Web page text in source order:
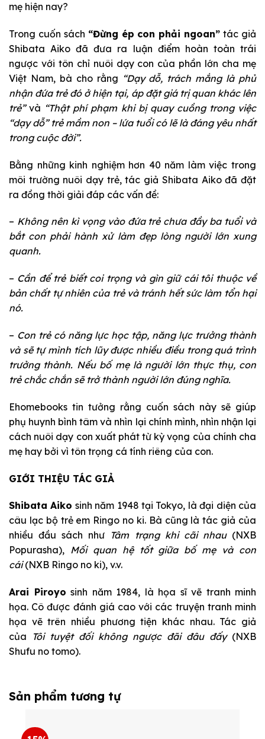
mẹ hiện nay?
Trong cuốn sách “Đừng ép con phải ngoan” tác giả
Shibata Aiko đã đưa ra luận điểm hoàn toàn trái
ngược với tôn chỉ nuôi dạy con của phần lớn cha mẹ
Việt Nam, bà cho rằng “Dạy dỗ, trách mắng là phủ
nhận đứa trẻ đó ở hiện tại, áp đặt giá trị quan khác lên
trẻ”và “Thật phí phạm khi bị quay cuồng trong việc
“dạy dỗ” trẻ mầm non – lứa tuổi có lẽ là đáng yêu nhất
trong cuộc đời”.
Bằng những kinh nghiệm hơn 40 năm làm việc trong
môi trường nuôi dạy trẻ, tác giả Shibata Aiko đã đặt
ra đồng thời giải đáp các vấn đề:
– Không nên kì vọng vào đứa trẻ chưa đầy ba tuổi và
bắt con phải hành xử làm đẹp lòng người lớn xung
quanh.
– Cần để trẻ biết coi trọng và gìn giữ cái tôi thuộc về
bản chất tự nhiên của trẻ và tránh hết sức làm tổn hại
nó.
– Con trẻ có năng lực học tập, năng lực trưởng thành
và sẽ tự mình tích lũy được nhiều điều trong quá trình
trưởng thành. Nếu bố mẹ là người lớn thực thụ, con
trẻ chắc chắn sẽ trở thành người lớn đúng nghĩa.
Ehomebooks tin tưởng rằng cuốn sách này sẽ giúp
phụ huynh bình tâm và nhìn lại chính mình, nhìn nhận lại
cách nuôi dạy con xuất phát từ kỳ vọng của chính cha
mẹ hay bởi vì tôn trọng cá tính riêng của con.
GIỚI THIỆU TÁC GIẢ
Shibata Aiko sinh năm 1948 tại Tokyo, là đại diện của
câu lạc bộ trẻ em Ringo no ki. Bà cũng là tác giả của
nhiều đầu sách như Tâm trạng khi cãi nhau(NXB
Popurasha), Mối quan hệ tốt giữa bố mẹ và con
cái(NXB Ringo no ki), v.v.
Arai Piroyo sinh năm 1984, là họa sĩ vẽ tranh minh
họa. Cô được đánh giá cao với các truyện tranh minh
họa vẽ trên nhiều phương tiện khác nhau. Tác giả
của
Tôi tuyệt đối không ngược đãi đâu đấy(NXB
Shufu no tomo).
Sản phẩm tương tự